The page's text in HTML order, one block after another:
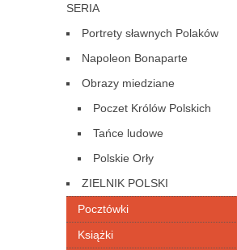
SERIA
Portrety sławnych Polaków
Napoleon Bonaparte
Obrazy miedziane
Poczet Królów Polskich
Tańce ludowe
Polskie Orły
ZIELNIK POLSKI
Pocztówki
Książki